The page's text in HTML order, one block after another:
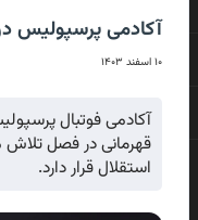
آکادمی پرسپولیس در هر ۴ رده بالاتر
۱۰ اسفند ۱۴۰۳
آکادمی فوتبال
استقلال قرار دارد.